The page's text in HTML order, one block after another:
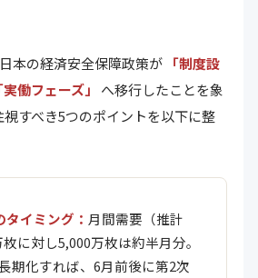
本の経済安全保障政策が 「制度設
働フェーズ」
へ移行したことを象
すべき5つのポイントを以下に整
イミング： 月間需要（推計
に対し5,000万枚は約半月分。
期化すれば、6月前後に第2次